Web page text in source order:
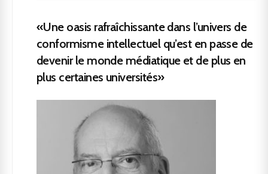
«Une oasis rafraîchissante dans l’univers de
conformisme intellectuel qu’est en passe de
devenir le monde médiatique et de plus en
plus certaines universités»